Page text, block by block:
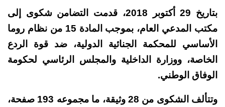
بتاريخ 29 أكتوبر 2018، قدمت التضامن شكوى إلى
مكتب المدعي العام، بموجب المادة 15 من نظام روما
الأساسي للمحكمة الجنائية الدولية، ضد قوة الردع
الخاصة، ووزارة الداخلية والمجلس الرئاسي لحكومة
الوفاق الوطني.
وتتألف الشكوى من 28 وثيقة، ما مجموعه 193 صفحة،